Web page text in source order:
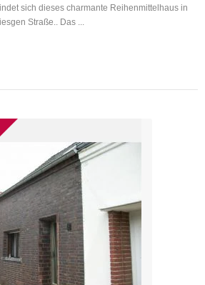
sich dieses charmante Reihenmittelhaus in
Straße.. Das ...